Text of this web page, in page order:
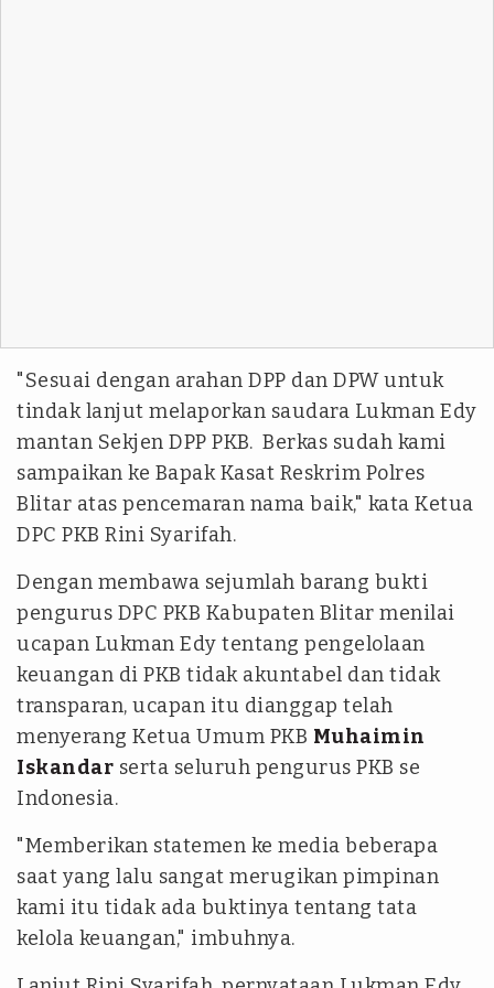
"Sesuai dengan arahan DPP dan DPW untuk
tindak lanjut melaporkan saudara Lukman Edy
mantan Sekjen DPP PKB. Berkas sudah kami
sampaikan ke Bapak Kasat Reskrim Polres
Blitar atas pencemaran nama baik," kata Ketua
DPC PKB Rini Syarifah.
Dengan membawa sejumlah barang bukti
pengurus DPC PKB Kabupaten Blitar menilai
ucapan Lukman Edy tentang pengelolaan
keuangan di PKB tidak akuntabel dan tidak
transparan, ucapan itu dianggap telah
menyerang Ketua Umum PKB Muhaimin
Iskandar serta seluruh pengurus PKB se
Indonesia.
"Memberikan statemen ke media beberapa
saat yang lalu sangat merugikan pimpinan
kami itu tidak ada buktinya tentang tata
kelola keuangan," imbuhnya.